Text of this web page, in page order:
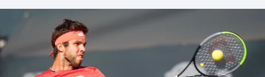
Cyklistika
DALŠÍ SPORTY